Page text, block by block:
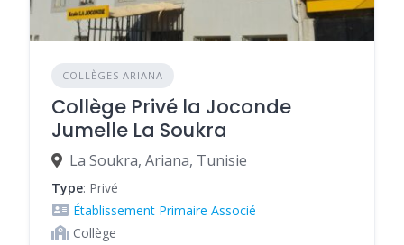
COLLÈGES ARIANA
Collège Privé la Joconde
Jumelle La Soukra
La Soukra, Ariana, Tunisie
Type: Privé
Établissement Primaire Associé
Collège